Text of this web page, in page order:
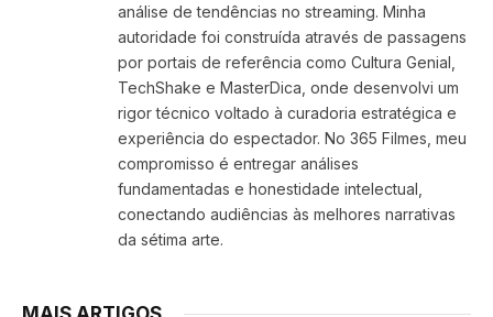
análise de tendências no streaming. Minha
autoridade foi construída através de passagens
por portais de referência como Cultura Genial,
TechShake e MasterDica, onde desenvolvi um
rigor técnico voltado à curadoria estratégica e
experiência do espectador. No 365 Filmes, meu
compromisso é entregar análises
fundamentadas e honestidade intelectual,
conectando audiências às melhores narrativas
da sétima arte.